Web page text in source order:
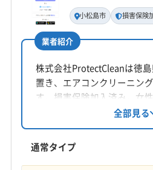
代表者名
山下祥太郎
所在地
徳島県徳島市八万町(千鳥)69-5
対応地域
阿波市
徳島市
鳴門市 板野郡上板町
板野郡北島町
もっと見る
小松島市 損害保険
業者紹介
株式会社ProtectCleanは徳
置き、エアコンクリーニン
す。損害保険加入済み。女
同行も可能です。基本料金
台割引や消臭抗菌コートの
す。営業時間は9:00〜18:00
エリアは徳島市や阿南市な
全部見る
通常タイプ